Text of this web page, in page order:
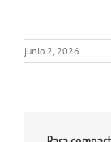
junio 2, 2026